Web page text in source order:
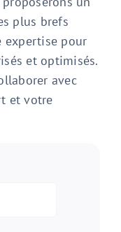
plus brefs
expertise pour
et optimisés.
avec
et votre